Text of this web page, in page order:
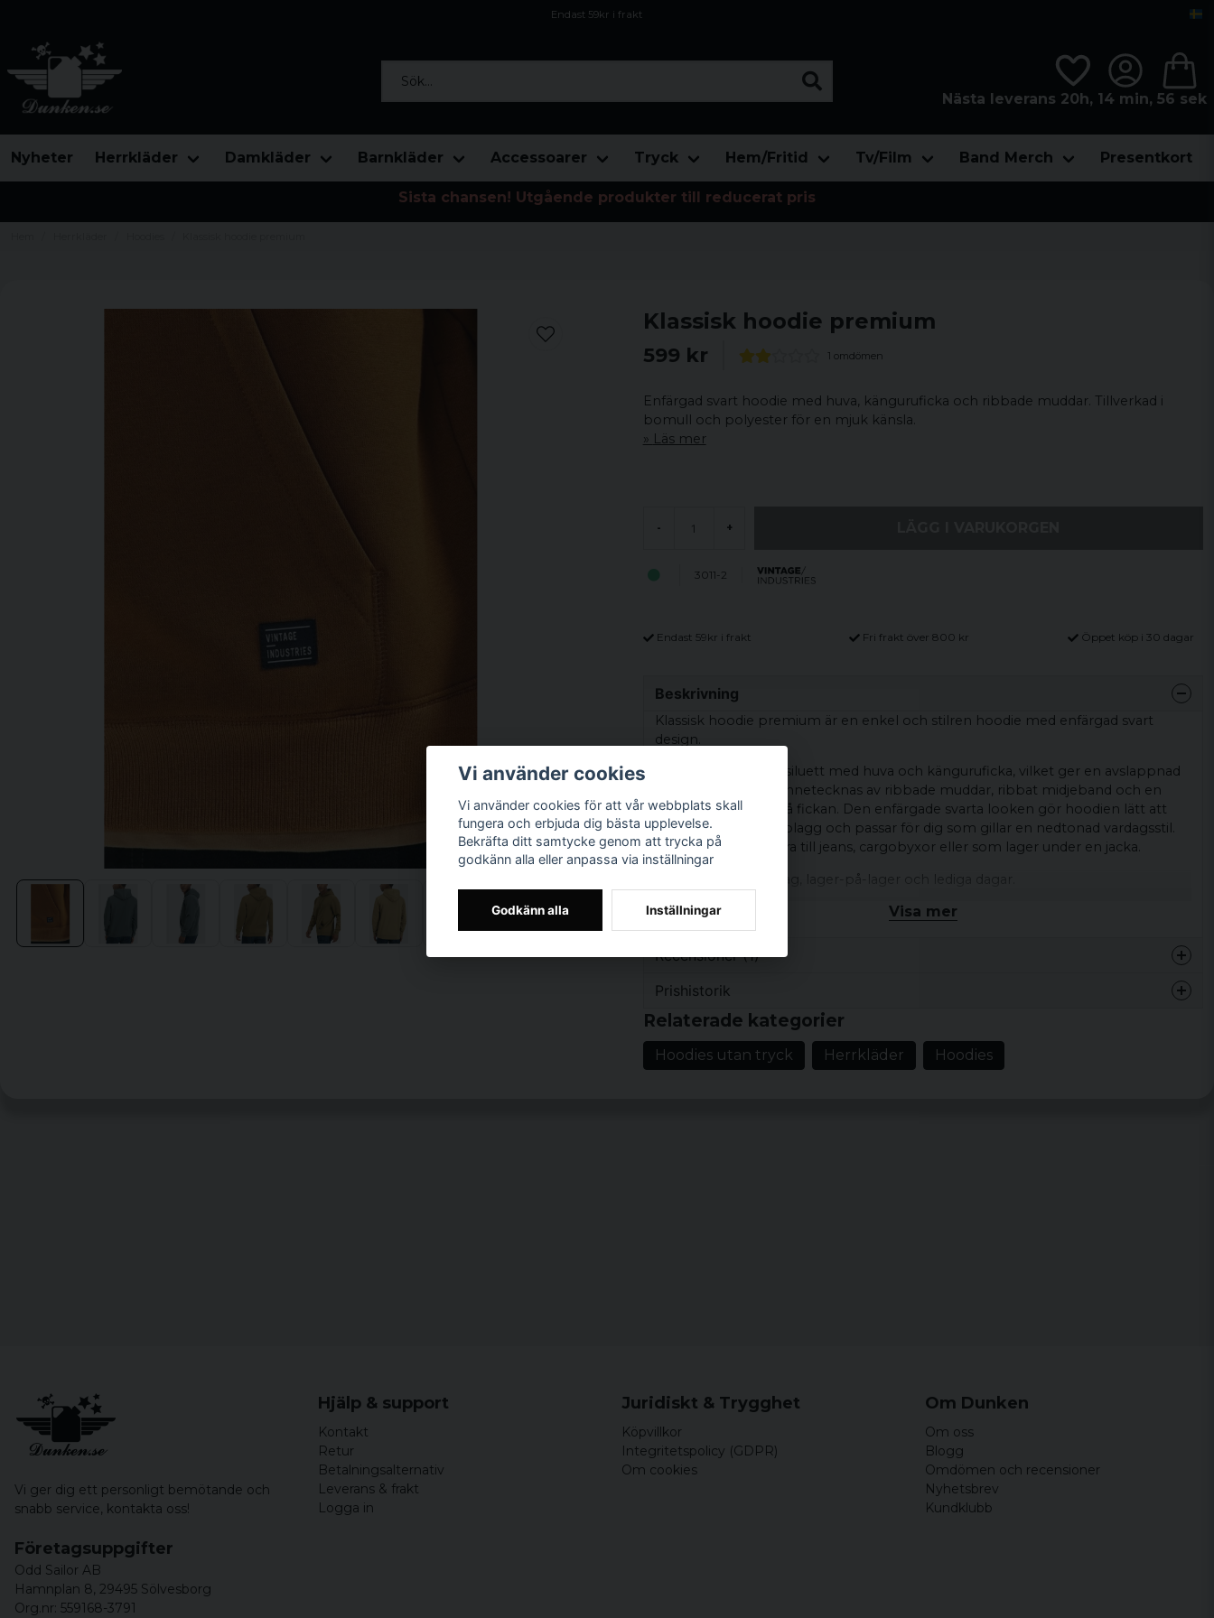
Endast 59kr i frakt
Nästa leverans 20h, 14 min, 54 sek
Nyheter Herrkläder Damkläder Barnkläder Accessoarer Tryck Hem/Fritid Tv/Film Band Merch Presentkort
Sista chansen! Utgående produkter till reducerat pris
Klassisk hoodie premium
599 kr 1 omdömen
Enfärgad svart hoodie med huva, känguruficka och ribbade muddar. Tillverkad i
bomull och polyester för en mjuk känsla.
Läs mer
- +
3011-2
Endast 59kr i frakt Fri frakt över 800 kr Öppet köp i 30 dagar
Beskrivning
Klassisk hoodie premium är en enkel och stilren hoodie med enfärgad svart
design.
Den har en klassisk siluett med huva och känguruficka, vilket ger en avslappnad
känsla. Designen kännetecknas av ribbade muddar, ribbat midjeband och en
liten etikett nertill på fickan. Den enfärgade svarta looken gör hoodien lätt att
matcha med andra plagg och passar för dig som gillar en nedtonad vardagsstil.
Hoodien fungerar bra till jeans, cargobyxor eller som lager under en jacka.
Den passar för vardag, lager-på-lager och lediga dagar.
Produkttyp:
ribbat midjeband, liten etikett nertill på fickan
Mönster/motiv: enfärgad design
Stil/känsla:
avslappnad vardagsstil
Material:80% bomull och 20% polyester, borstad insida, 360 GSM
Visa mer
Recensioner (1)
Prishistorik
Relaterade kategorier
Hoodies utan tryck Herrkläder Hoodies
Vi ger dig ett personligt bemötande och
snabb service, kontakta oss!
Hjälp & support
Kontakt
Retur
Betalningsalternativ
Leverans & frakt
Logga in
Juridiskt & Trygghet
Köpvillkor
Integritetspolicy (GDPR)
Om cookies
Om Dunken
Om oss
Blogg
Omdömen och recensioner
Nyhetsbrev
Kundklubb
Företagsuppgifter
Odd Sailor AB
Hamnplan 8, 29495 Sölvesborg
Org.nr: 559168-3791
Vi använder cookies
Vi använder cookies för att vår webbplats skall
fungera och erbjuda dig bästa upplevelse.
Bekräfta ditt samtycke genom att trycka på
godkänn alla eller anpassa via inställningar
Godkänn alla Inställningar